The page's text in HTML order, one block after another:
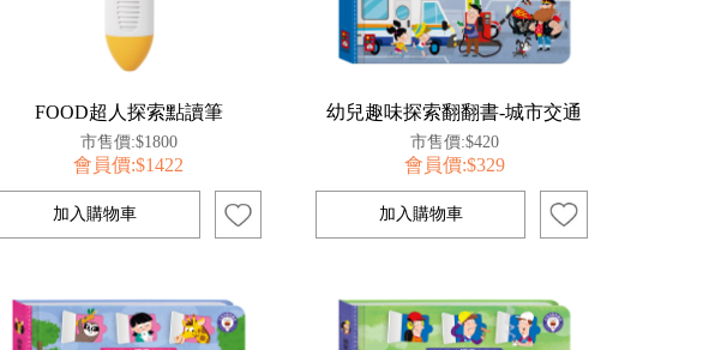
FOOD超人探索點讀筆
市售價:$1800
會員價:$1422
幼兒趣味探索翻翻書-城市交通
市售價:$420
會員價:$329